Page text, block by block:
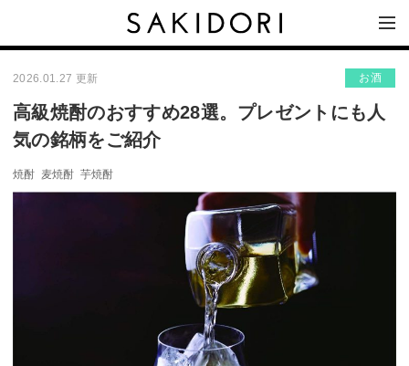
2026.01.27 更新 お酒
高級焼酎のおすすめ28選。プレゼントにも人
気の銘柄をご紹介
焼酎 麦焼酎 芋焼酎